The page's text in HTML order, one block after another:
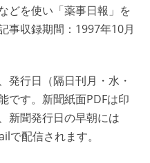
どを使い「薬事日報」を
事収録期間：1997年10月
行日（隔日刊月・水・
です。新聞紙面PDFは印
新聞発行日の早朝には
で配信されます。